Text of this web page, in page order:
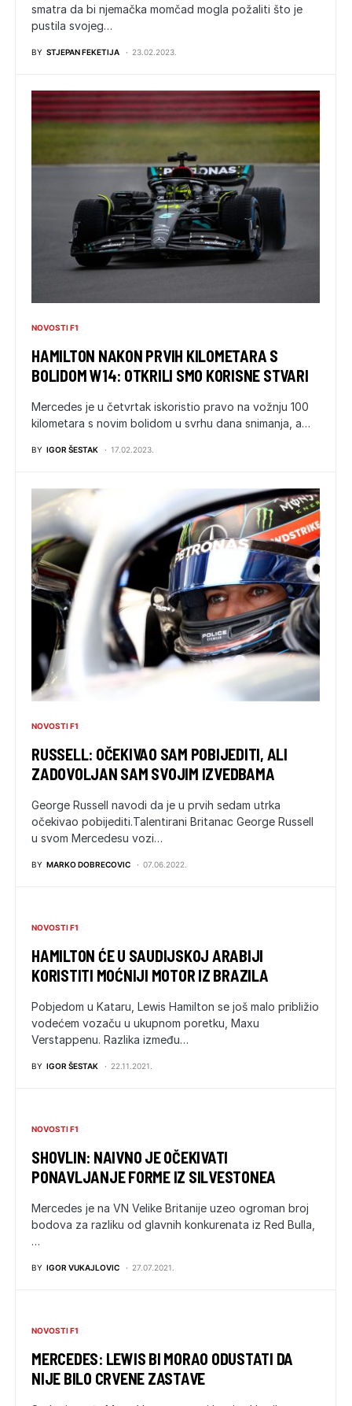
smatra da bi njemačka momčad mogla požaliti što je
pustila svojeg…
BY STJEPAN FEKETIJA 23.02.2023.
NOVOSTI F1
HAMILTON NAKON PRVIH KILOMETARA S
BOLIDOM W14: OTKRILI SMO KORISNE STVARI
Mercedes je u četvrtak iskoristio pravo na vožnju 100
kilometara s novim bolidom u svrhu dana snimanja, a…
BY IGOR ŠESTAK 17.02.2023.
NOVOSTI F1
RUSSELL: OČEKIVAO SAM POBIJEDITI, ALI
ZADOVOLJAN SAM SVOJIM IZVEDBAMA
George Russell navodi da je u prvih sedam utrka
očekivao pobijediti.Talentirani Britanac George Russell
u svom Mercedesu vozi…
BY MARKO DOBRECOVIC 07.06.2022.
NOVOSTI F1
HAMILTON ĆE U SAUDIJSKOJ ARABIJI
KORISTITI MOĆNIJI MOTOR IZ BRAZILA
Pobjedom u Kataru, Lewis Hamilton se još malo približio
vodećem vozaču u ukupnom poretku, Maxu
Verstappenu. Razlika između…
BY IGOR ŠESTAK 22.11.2021.
NOVOSTI F1
SHOVLIN: NAIVNO JE OČEKIVATI
PONAVLJANJE FORME IZ SILVESTONEA
Mercedes je na VN Velike Britanije uzeo ogroman broj
bodova za razliku od glavnih konkurenata iz Red Bulla,
…
BY IGOR VUKAJLOVIC 27.07.2021.
NOVOSTI F1
MERCEDES: LEWIS BI MORAO ODUSTATI DA
NIJE BILO CRVENE ZASTAVE